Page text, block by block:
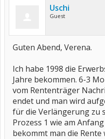
Uschi
Guest
Guten Abend, Verena.
Ich habe 1998 die
Jahre bekommen. 6-3
vom Rententräger
endet und man wird
für die Verlängerung zu
Prozess 1 wie am
bekommt man die